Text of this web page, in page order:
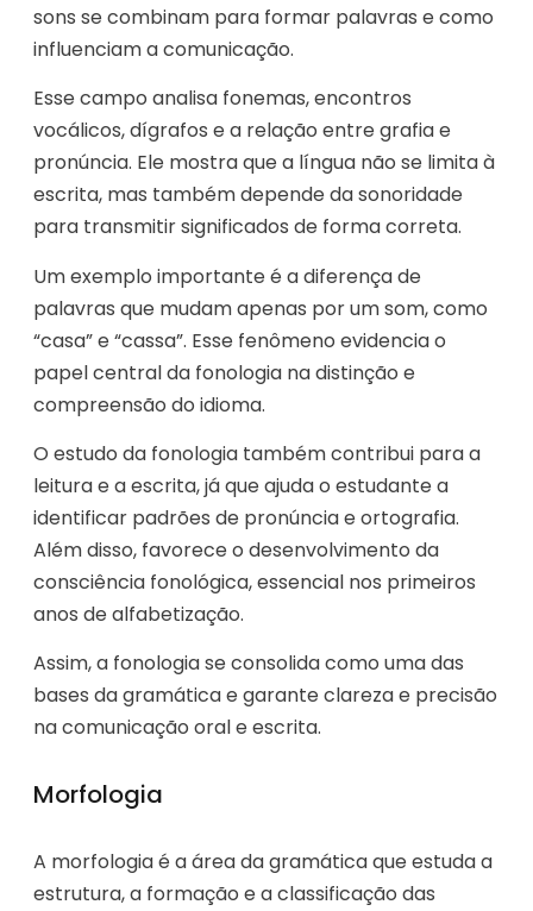
sons se combinam para formar palavras e como
influenciam a comunicação.
Esse campo analisa fonemas, encontros
vocálicos, dígrafos e a relação entre grafia e
pronúncia. Ele mostra que a língua não se limita à
escrita, mas também depende da sonoridade
para transmitir significados de forma correta.
Um exemplo importante é a diferença de
palavras que mudam apenas por um som, como
“casa” e “cassa”. Esse fenômeno evidencia o
papel central da fonologia na distinção e
compreensão do idioma.
O estudo da fonologia também contribui para a
leitura e a escrita, já que ajuda o estudante a
identificar padrões de pronúncia e ortografia.
Além disso, favorece o desenvolvimento da
consciência fonológica, essencial nos primeiros
anos de alfabetização.
Assim, a fonologia se consolida como uma das
bases da gramática e garante clareza e precisão
na comunicação oral e escrita.
Morfologia
A morfologia é a área da gramática que estuda a
estrutura, a formação e a classificação das